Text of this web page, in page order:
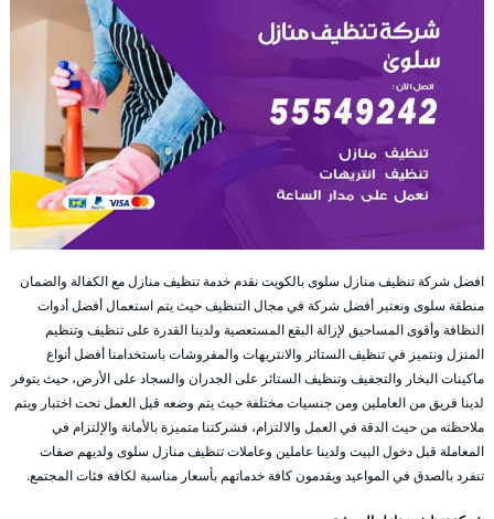
افضل شركة تنظيف منازل سلوى بالكويت نقدم خدمة تنظيف منازل مع الكفالة والضمان
منطقة سلوى ونعتبر أفضل شركة في مجال التنظيف حيث يتم استعمال أفضل أدوات
النظافة وأقوى المساحيق لإزالة البقع المستعصية ولدينا القدرة على تنظيف وتنظيم
المنزل ونتميز في تنظيف الستائر والانتريهات والمفروشات باستخدامنا أفضل أنواع
ماكينات البخار والتجفيف وتنظيف الستائر على الجدران والسجاد على الأرض، حيث يتوفر
لدينا فريق من العاملين ومن جنسيات مختلفة حيث يتم وضعه قبل العمل تحت اختبار ويتم
ملاحظته من حيث الدقة في العمل والالتزام، فشركتنا متميزة بالأمانة والإلتزام في
المعاملة قبل دخول البيت ولدينا عاملين وعاملات تنظيف منازل سلوى ولديهم صفات
تنفرد بالصدق في المواعيد ويقدمون كافة خدماتهم بأسعار مناسبة لكافة فئات المجتمع.